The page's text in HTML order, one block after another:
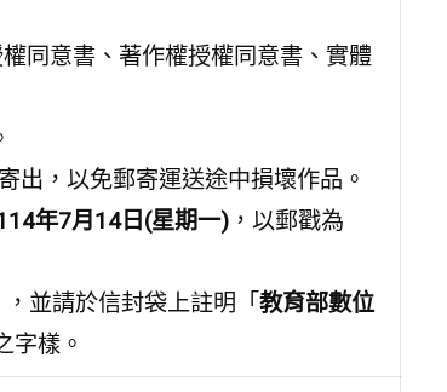
同意書、著作權授權同意書、實體
，以免郵寄運送途中損壞作品。
年7月14日(星期一)，以郵戳為
，並請於信封袋上註明「 教育部數位
字樣。